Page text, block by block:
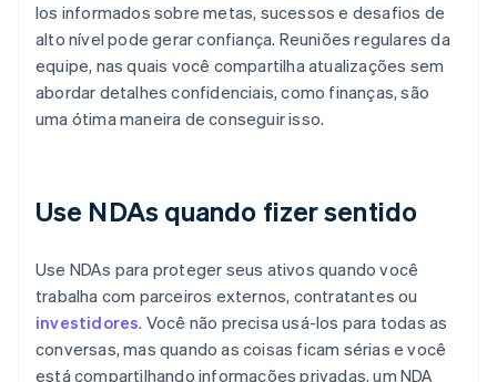
los informados sobre metas, sucessos e desafios de
alto nível pode gerar confiança. Reuniões regulares da
equipe, nas quais você compartilha atualizações sem
abordar detalhes confidenciais, como finanças, são
uma ótima maneira de conseguir isso.
Use NDAs quando fizer sentido
Use NDAs para proteger seus ativos quando você
trabalha com parceiros externos, contratantes ou
investidores. Você não precisa usá-los para todas as
conversas, mas quando as coisas ficam sérias e você
está compartilhando informações privadas, um NDA